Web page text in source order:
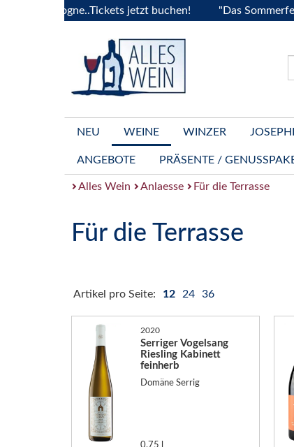
jetzt buchen! "Das Sommerfest
NEU WEINE WINZER
ANGEBOTE PRÄSENTE /
Alles Wein Anlaesse Für die Terrasse
Für die Terrasse
Artikel pro Seite: 12 24 36
2020
Serriger Vogelsang
Riesling Kabinett
feinherb
Domäne Serrig
0,75 l